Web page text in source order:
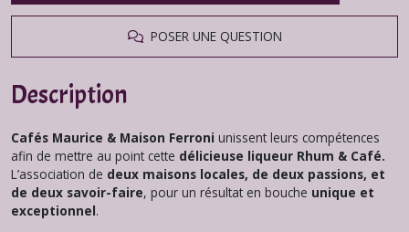
POSER UNE QUESTION
Description
Cafés Maurice & Maison Ferroni unissent leurs compétences
afin de mettre au point cette délicieuse liqueur Rhum & Café.
L’association de deux maisons locales, de deux passions, et
de deux savoir-faire, pour un résultat en bouche unique et
exceptionnel.